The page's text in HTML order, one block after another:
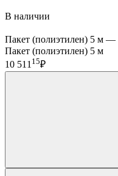
В наличии
Пакет (полиэтилен) 5 м —
Пакет (полиэтилен) 5 м
10 51115₽